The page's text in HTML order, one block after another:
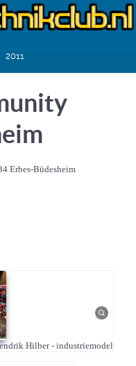
2011
Erbes-Büdesheim
Hilber - industriemodel